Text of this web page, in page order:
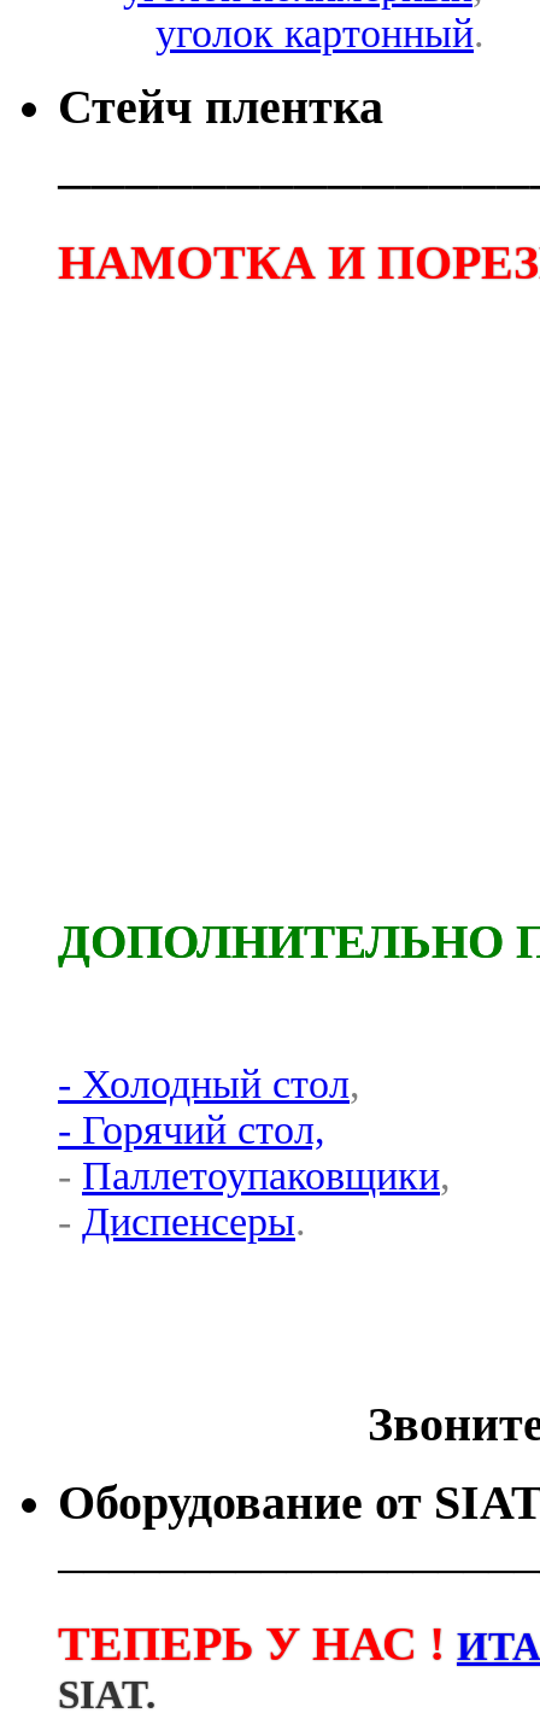
уголок картонный.
Стейч плентка
НАМОТКА И
ДОПОЛНИТЕЛЬНО
- Холодный стол,
- Горячий стол,
- Паллетоупаковщики,
- Диспенсеры.
Оборудование от
ТЕПЕРЬ У НАС !
SIAT.